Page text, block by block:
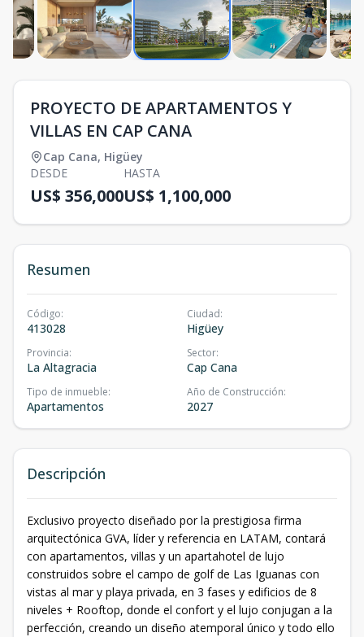
PROYECTO DE APARTAMENTOS Y
VILLAS EN CAP CANA
Cap Cana, Higüey
DESDE
US$ 356,000
HASTA
US$ 1,100,000
Resumen
Código:
413028
Ciudad:
Higüey
Provincia:
La Altagracia
Sector:
Cap Cana
Tipo de inmueble:
Apartamentos
Año de Construcción:
2027
Descripción
Exclusivo proyecto diseñado por la prestigiosa firma
arquitectónica GVA, líder y referencia en LATAM, contará
con apartamentos, villas y un apartahotel de lujo
construidos sobre el campo de golf de Las Iguanas con
vistas al mar y playa privada, en 3 fases y edificios de 8
niveles + Rooftop, donde el confort y el lujo conjugan a la
perfección, creando un diseño atemporal único y todo ello